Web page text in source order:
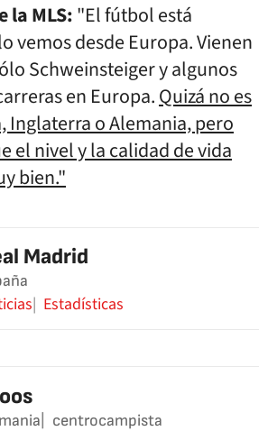
la MLS:"El fútbol está
vemos desde Europa. Vienen
Schweinsteiger y algunos
en Europa.Quizá no es
Inglaterra o Alemania, pero
el nivel y la calidad de vida
bien."
Madrid
Estadísticas
centrocampista